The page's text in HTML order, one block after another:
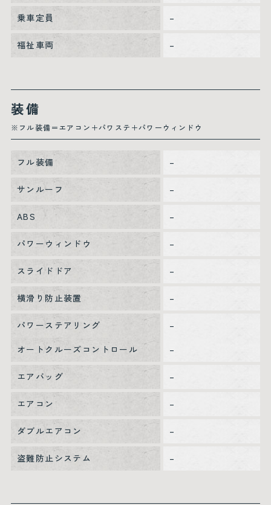
乗車定員 –
福祉車両 –
装備
※フル装備＝エアコン＋パワステ＋パワーウィンドウ
フル装備 –
サンルーフ –
ABS –
パワーウィンドウ –
スライドドア –
横滑り防止装置 –
パワーステアリング
–
オートクルーズコントロール
–
エアバッグ –
エアコン –
ダブルエアコン –
盗難防止システム –